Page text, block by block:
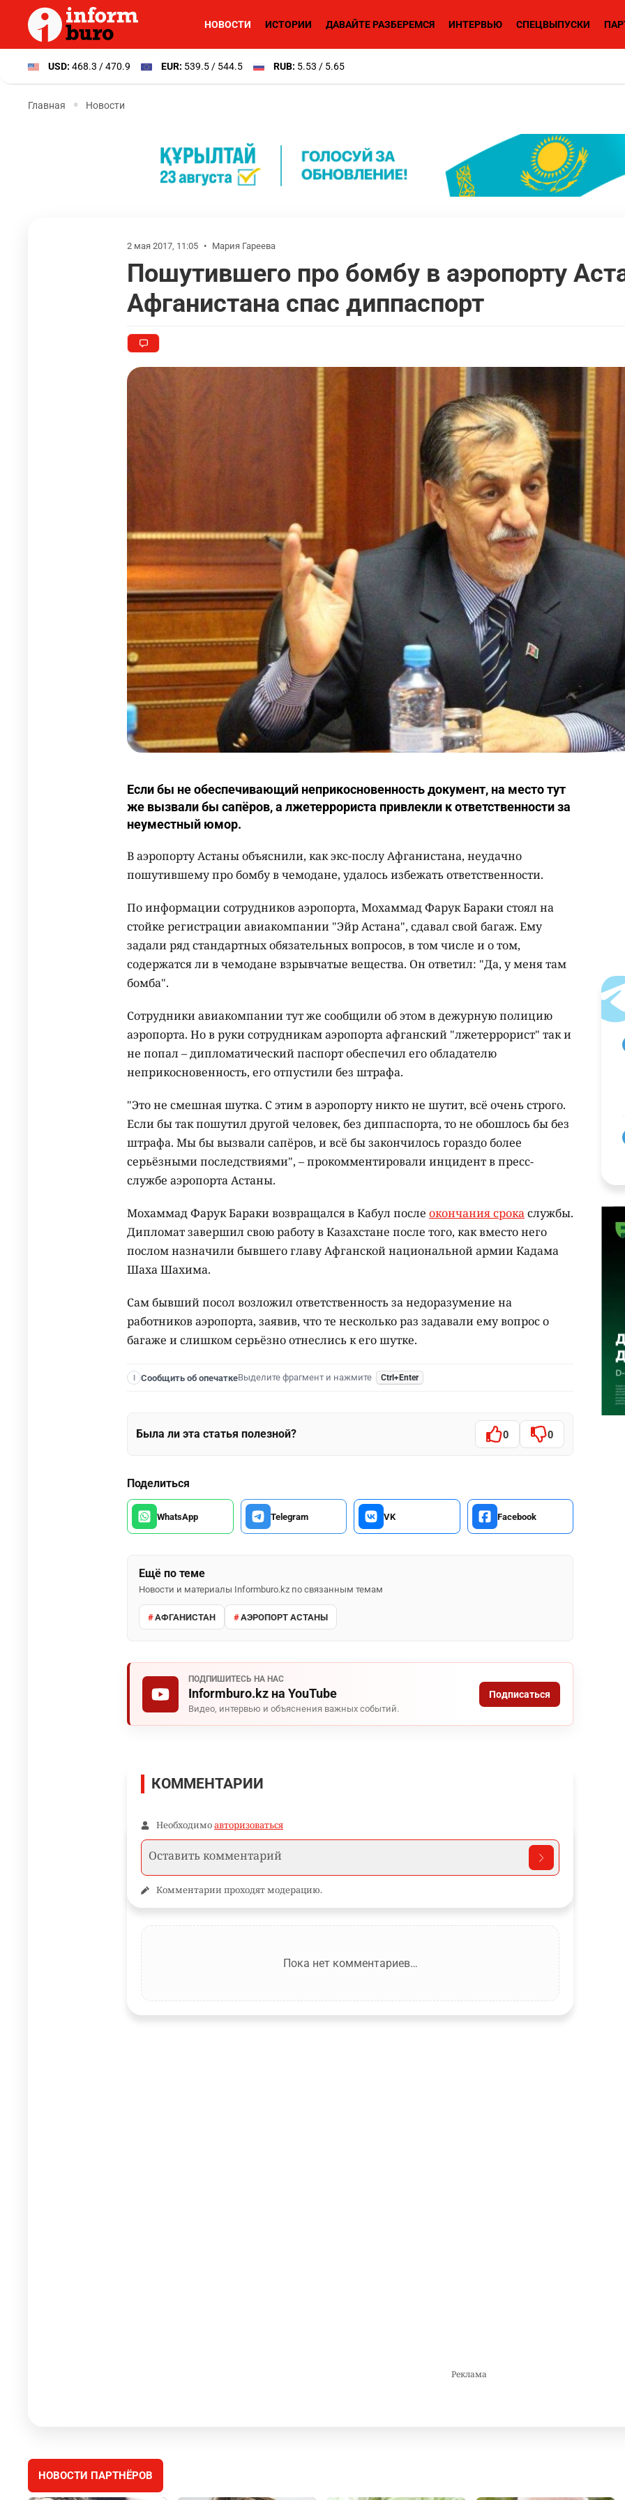
НОВОСТИ ИСТОРИИ ДАВАЙТЕ РАЗБЕРЕМСЯ ИНТЕРВЬЮ СПЕЦВЫПУСКИ
USD: 468.3 / 470.9 EUR: 539.5 / 544.5 RUB: 5.53 / 5.65
Главная Новости
2 мая 2017, 11:05 • Мария Гареева
Пошутившего про бомбу в аэропорту
Афганистана спас диппаспорт
Если бы не обеспечивающий неприкосновенность документ, на место тут
же вызвали бы сапёров, а лжетеррориста привлекли к ответственности за
неуместный юмор.
В аэропорту Астаны объяснили, как экс-послу Афганистана, неудачно
пошутившему про бомбу в чемодане, удалось избежать ответственности.
По информации сотрудников аэропорта, Мохаммад Фарук Бараки стоял на
стойке регистрации авиакомпании "Эйр Астана", сдавал свой багаж. Ему
задали ряд стандартных обязательных вопросов, в том числе и о том,
содержатся ли в чемодане взрывчатые вещества. Он ответил: "Да, у меня там
бомба".
Сотрудники авиакомпании тут же сообщили об этом в дежурную полицию
аэропорта. Но в руки сотрудникам аэропорта афганский "лжетеррорист" так и
не попал – дипломатический паспорт обеспечил его обладателю
неприкосновенность, его отпустили без штрафа.
"Это не смешная шутка. С этим в аэропорту никто не шутит, всё очень строго.
Если бы так пошутил другой человек, без диппаспорта, то не обошлось бы без
штрафа. Мы бы вызвали сапёров, и всё бы закончилось гораздо более
серьёзными последствиями", – прокомментировали инцидент в пресс-
службе аэропорта Астаны.
Мохаммад Фарук Бараки возвращался в Кабул после окончания срокаслужбы.
Дипломат завершил свою работу в Казахстане после того, как вместо него
послом назначили бывшего главу Афганской национальной армии Кадама
Шаха Шахима.
Сам бывший посол возложил ответственность за недоразумение на
работников аэропорта, заявив, что те несколько раз задавали ему вопрос о
багаже и слишком серьёзно отнеслись к его шутке.
I Сообщить об опечаткеВыделите фрагмент и нажмите Ctrl+Enter
Была ли эта статья полезной? 0 0
Поделиться
WhatsApp Telegram VK Facebook
Ещё по теме
Новости и материалы Informburo.kz по связанным темам
АФГАНИСТАН АЭРОПОРТ АСТАНЫ
ПОДПИШИТЕСЬ НА НАС
Informburo.kz на YouTube
Видео, интервью и объяснения важных событий.
Подписаться
КОММЕНТАРИИ
Необходимоавторизоваться
Комментарии проходят модерацию.
Пока нет комментариев…
НОВОСТИ ПАРТНЁРОВ